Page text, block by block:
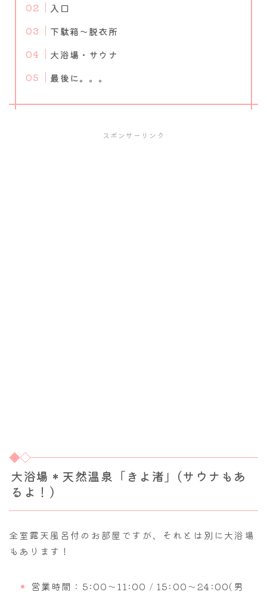
入口
下駄箱～脱衣所
大浴場・サウナ
最後に。。。
スポンサーリンク
大浴場＊天然温泉「きよ渚」(サウナもあ
るよ！)
全室露天風呂付のお部屋ですが、それとは別に大浴場
もあります！
営業時間：5:00～11:00 / 15:00～24:00(男